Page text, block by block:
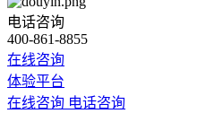
电话咨询
400-861-8855
在线咨询
体验平台
在线咨询 电话咨询